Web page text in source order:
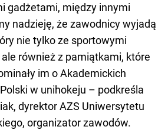
gadżetami, między innymi
nadzieję, że zawodnicy wyjadą
nie tylko ze sportowymi
również z pamiątkami, które
im o Akademickich
w unihokeju – podkreśla
dyrektor AZS Uniwersytetu
organizator zawodów.